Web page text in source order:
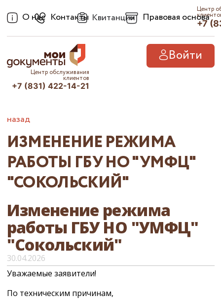
О нас Контакты Квитанции Правовая основа
Центр
+7
Войти
Центр обслуживания
клиентов
+7 (831) 422-14-21
назад
ИЗМЕНЕНИЕ РЕЖИМА
РАБОТЫ ГБУ НО "УМФЦ"
"СОКОЛЬСКИЙ"
Изменение режима
работы ГБУ НО "УМФЦ"
"Сокольский"
30.04.2026
Уважаемые заявители!
По техническим причинам,